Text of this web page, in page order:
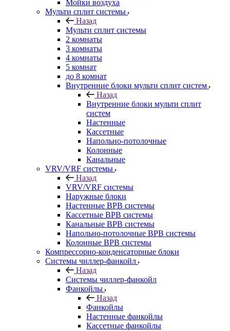
Мойки воздуха
Мульти сплит системы
Назад
Мульти сплит системы
2 комнаты
3 комнаты
4 комнаты
5 комнат
до 8 комнат
Внутренние блоки мульти сплит систем
Назад
Внутренние блоки мульти сплит
систем
Настенные
Кассетные
Напольно-потолочные
Колонные
Канальные
VRV/VRF системы
Назад
VRV/VRF системы
Наружные блоки
Настенные ВРВ системы
Кассетные ВРВ системы
Канальные ВРВ системы
Напольно-потолочные ВРВ системы
Колонные ВРВ системы
Компрессорно-конденсаторные блоки
Системы чиллер-фанкойл
Назад
Системы чиллер-фанкойл
Фанкойлы
Назад
Фанкойлы
Настенные фанкойлы
Кассетные фанкойлы